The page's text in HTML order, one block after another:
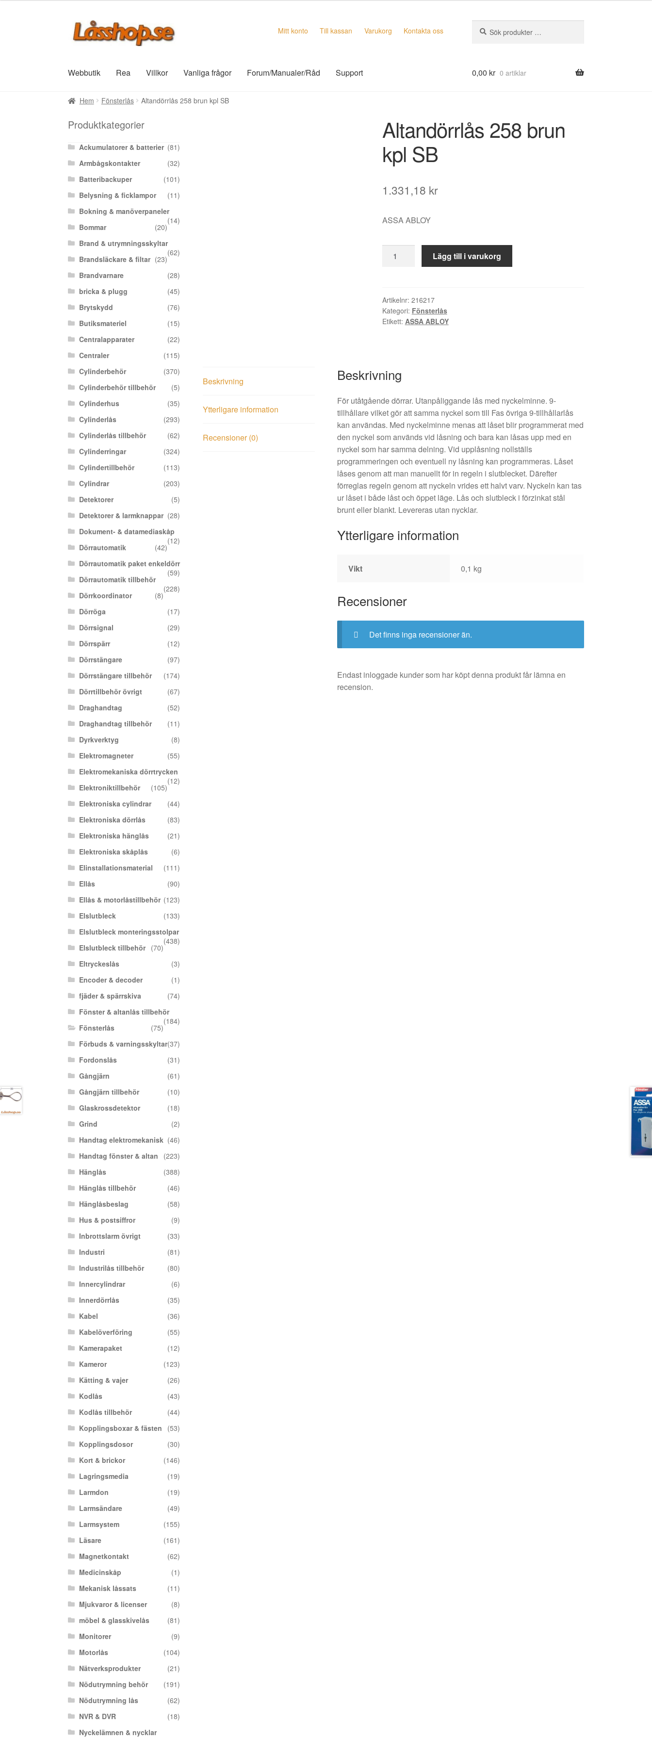
Hoppa
till
Hoppa
till
Mitt konto Till kassan Varukorg Kontakta oss
efter:
Webbutik Rea Villkor Vanliga frågor Forum/Manualer/Råd Support 0,00 kr 0 artiklar
Hem Fönsterlås Altandörrlås 258 brun kpl SB
Altandörrlås 258 brun
kpl SB
1.331,18 kr
ASSA ABLOY
SB
mängd
Lägg till i varukorg
Artikelnr: 216217
Kategori: Fönsterlås
Etikett: ASSA ABLOY
Beskrivning
Ytterligare information
Recensioner (0)
Beskrivning
För utåtgående dörrar. Utanpåliggande lås med nyckelminne. 9-
tillhållare vilket gör att samma nyckel som till Fas övriga 9-tillhållarlås
kan användas. Med nyckelminne menas att låset blir programmerat med
den nyckel som används vid låsning och bara kan låsas upp med en
nyckel som har samma delning. Vid upplåsning nollställs
programmeringen och eventuell ny låsning kan programmeras. Låset
låses genom att man manuellt för in regeln i slutblecket. Därefter
förreglas regeln genom att nyckeln vrides ett halvt varv. Nyckeln kan tas
ur låset i både låst och öppet läge. Lås och slutbleck i förzinkat stål
brunt eller blankt. Levereras utan nycklar.
Ytterligare information
Vikt 0,1 kg
Recensioner
Det finns inga recensioner än.
Endast inloggade kunder som har köpt denna produkt får lämna en
recension.
Produktkategorier
Ackumulatorer & batterier (81)
Armbågskontakter
(32)
Batteribackuper
(101)
Belysning & ficklampor
(11)
Bokning & manöverpaneler
(14)
Bommar
(20)
Brand & utrymningsskyltar
(62)
Brandsläckare & filtar (23)
Brandvarnare
(28)
bricka & plugg
(45)
Brytskydd
(76)
Butiksmateriel
(15)
Centralapparater
(22)
Centraler
(115)
Cylinderbehör
(370)
Cylinderbehör tillbehör
(5)
Cylinderhus
(35)
Cylinderlås
(293)
Cylinderlås tillbehör
(62)
Cylinderringar
(324)
Cylindertillbehör
(113)
Cylindrar
(203)
Detektorer
(5)
Detektorer & larmknappar (28)
Dokument- & datamediaskåp
(12)
Dörrautomatik
(42)
Dörrautomatik paket enkeldörr
(59)
Dörrautomatik tillbehör
(228)
Dörrkoordinator
(8)
Dörröga
(17)
Dörrsignal
(29)
Dörrspärr
(12)
Dörrstängare
(97)
Dörrstängare tillbehör
(174)
Dörrtillbehör övrigt
(67)
Draghandtag
(52)
Draghandtag tillbehör
(11)
Dyrkverktyg
(8)
Elektromagneter
(55)
Elektromekaniska dörrtrycken
(12)
Elektroniktillbehör
(105)
Elektroniska cylindrar
(44)
Elektroniska dörrlås
(83)
Elektroniska hänglås
(21)
Elektroniska skåplås
(6)
Elinstallationsmaterial
(111)
Ellås
(90)
Ellås & motorlåstillbehör (123)
Elslutbleck
(133)
Elslutbleck monteringsstolpar
(438)
Elslutbleck tillbehör
(70)
Eltryckeslås
(3)
Encoder & decoder
(1)
fjäder & spärrskiva
(74)
Fönster & altanlås tillbehör
(184)
Fönsterlås
(75)
Förbuds & varningsskyltar(37)
Fordonslås
(31)
Gångjärn
(61)
Gångjärn tillbehör
(10)
Glaskrossdetektor
(18)
Grind
(2)
Handtag elektromekanisk (46)
Handtag fönster & altan
(223)
Hänglås
(388)
Hänglås tillbehör
(46)
Hänglåsbeslag
(58)
Hus & postsiffror
(9)
Inbrottslarm övrigt
(33)
Industri
(81)
Industrilås tillbehör
(80)
Innercylindrar
(6)
Innerdörrlås
(35)
Kabel
(36)
Kabelöverföring
(55)
Kamerapaket
(12)
Kameror
(123)
Kätting & vajer
(26)
Kodlås
(43)
Kodlås tillbehör
(44)
Kopplingsboxar & fästen
(53)
Kopplingsdosor
(30)
Kort & brickor
(146)
Lagringsmedia
(19)
Larmdon
(19)
Larmsändare
(49)
Larmsystem
(155)
Läsare
(161)
Magnetkontakt
(62)
Medicinskåp
(1)
Mekanisk låssats
(11)
Mjukvaror & licenser
(8)
möbel & glasskivelås
(81)
Monitorer
(9)
Motorlås
(104)
Nätverksprodukter
(21)
Nödutrymning behör
(191)
Nödutrymning lås
(62)
NVR & DVR
(18)
Nyckelämnen & nycklar